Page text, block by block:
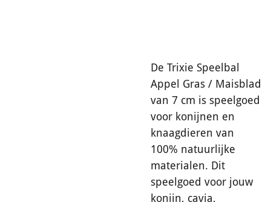
De Trixie Speelbal
Appel Gras / Maisblad
van 7 cm is speelgoed
voor konijnen en
knaagdieren van
100% natuurlijke
materialen. Dit
speelgoed voor jouw
konijn, cavia,